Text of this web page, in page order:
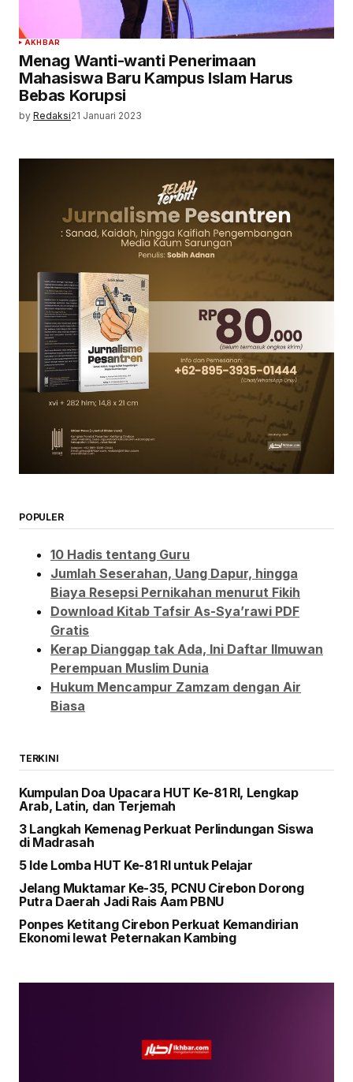
AKHBAR
Menag Wanti-wanti Penerimaan
Mahasiswa Baru Kampus Islam Harus
Bebas Korupsi
by Redaksi21 Januari 2023
POPULER
10 Hadis tentang Guru
Jumlah Seserahan, Uang Dapur, hingga
Biaya Resepsi Pernikahan menurut Fikih
Download Kitab Tafsir As-Sya’rawi PDF
Gratis
Kerap Dianggap tak Ada, Ini Daftar Ilmuwan
Perempuan Muslim Dunia
Hukum Mencampur Zamzam dengan Air
Biasa
TERKINI
Kumpulan Doa Upacara HUT Ke-81 RI, Lengkap
Arab, Latin, dan Terjemah
3 Langkah Kemenag Perkuat Perlindungan Siswa
di Madrasah
5 Ide Lomba HUT Ke-81 RI untuk Pelajar
Jelang Muktamar Ke-35, PCNU Cirebon Dorong
Putra Daerah Jadi Rais Aam PBNU
Ponpes Ketitang Cirebon Perkuat Kemandirian
Ekonomi lewat Peternakan Kambing